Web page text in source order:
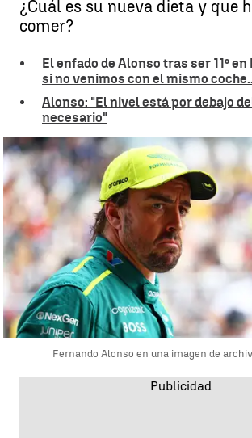
¿Cuál es su nueva dieta y que
comer?
El enfado de Alonso tras ser 11º
si no venimos con el mismo
Alonso: "El nivel está por debajo
necesario"
Fernando Alonso en una imagen de